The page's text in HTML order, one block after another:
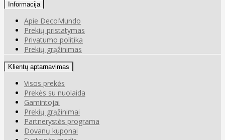
Informacija
Apie DecoMundo
Prekių pristatymas
Privatumo politika
Prekių grąžinimas
Klientų aptarnavimas
Visos prekės
Prekės su nuolaida
Gamintojai
Prekių grąžinimai
Partnerystės programa
Dovanų kuponai